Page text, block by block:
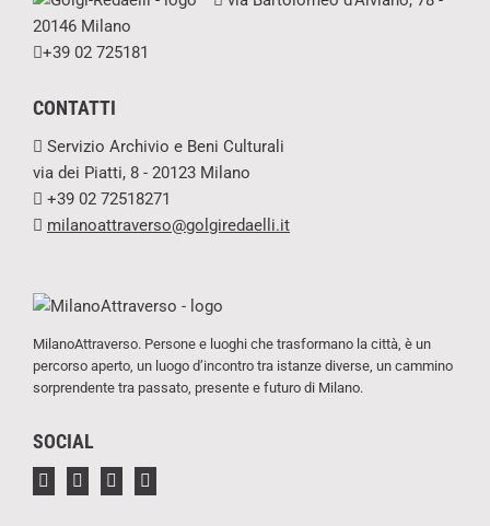
20146 Milano
+39 02 725181
CONTATTI
Servizio Archivio e Beni Culturali
via dei Piatti, 8 - 20123 Milano
+39 02 72518271
milanoattraverso@golgiredaelli.it
MilanoAttraverso. Persone e luoghi che trasformano la città, è un
percorso aperto, un luogo d’incontro tra istanze diverse, un cammino
sorprendente tra passato, presente e futuro di Milano.
SOCIAL